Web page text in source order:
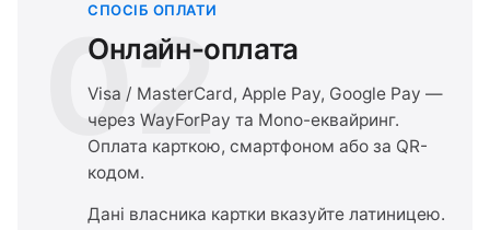
02
СПОСІБ ОПЛАТИ
Онлайн-оплата
Visa / MasterCard, Apple Pay, Google Pay —
через WayForPay та Mono-еквайринг.
Оплата карткою, смартфоном або за QR-
кодом.
Дані власника картки вказуйте латиницею.